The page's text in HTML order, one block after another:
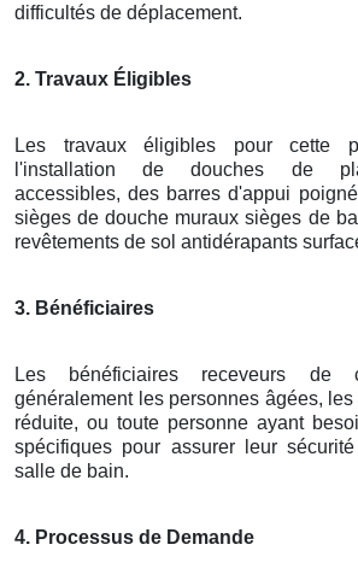
difficultés de déplacement.
2. Travaux Éligibles
Les travaux éligibles pour cette
l'installation de douches de
accessibles, des barres d'appui
sièges de douche muraux sièges de
revêtements de sol antidérapants
3. Bénéficiaires
Les bénéficiaires receveurs de
généralement les personnes âgées,
réduite, ou toute personne ayant
spécifiques pour assurer leur
salle de bain.
4. Processus de Demande